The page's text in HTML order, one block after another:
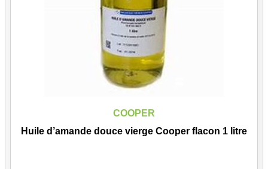
COOPER
Huile d’amande douce vierge Cooper flacon 1 litre